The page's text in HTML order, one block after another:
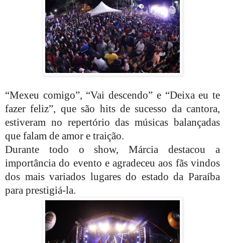
“Mexeu comigo”, “Vai descendo” e “Deixa eu te
fazer feliz”, que são hits de sucesso da cantora,
estiveram no repertório das músicas balançadas
que falam de amor e traição.
Durante todo o show, Márcia destacou a
importância do evento e agradeceu aos fãs vindos
dos mais variados lugares do estado da Paraíba
para prestigiá-la.